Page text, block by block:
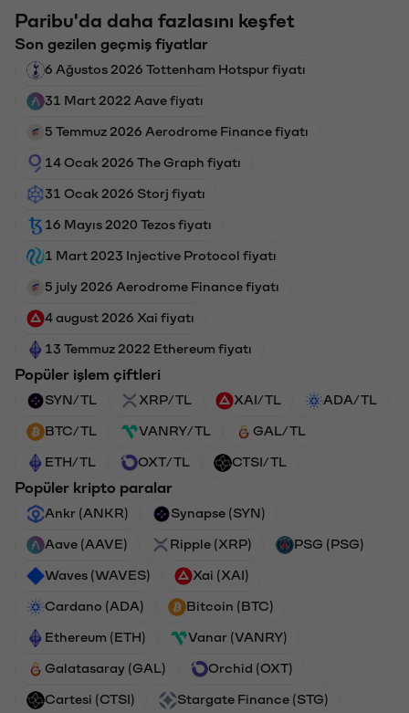
Paribu'da daha fazlasını keşfet
Son gezilen geçmiş fiyatlar
6 Ağustos 2026 Tottenham Hotspur fiyatı
31 Mart 2022 Aave fiyatı
5 Temmuz 2026 Aerodrome Finance fiyatı
14 Ocak 2026 The Graph fiyatı
31 Ocak 2026 Storj fiyatı
16 Mayıs 2020 Tezos fiyatı
1 Mart 2023 Injective Protocol fiyatı
5 july 2026 Aerodrome Finance fiyatı
4 august 2026 Xai fiyatı
13 Temmuz 2022 Ethereum fiyatı
Popüler işlem çiftleri
SYN/TL XRP/TL XAI/TL ADA/TL
BTC/TL VANRY/TL GAL/TL
ETH/TL OXT/TL CTSI/TL
Popüler kripto paralar
Ankr (ANKR) Synapse (SYN)
Aave (AAVE) Ripple (XRP) PSG (PSG)
Waves (WAVES) Xai (XAI)
Cardano (ADA) Bitcoin (BTC)
Ethereum (ETH) Vanar (VANRY)
Galatasaray (GAL) Orchid (OXT)
Cartesi (CTSI) Stargate Finance (STG)